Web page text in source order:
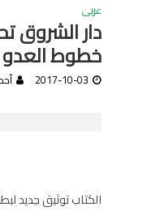
عربى
دار الشروق
خطوط العدو
2017-10-03
الكتاب توثيق جديد